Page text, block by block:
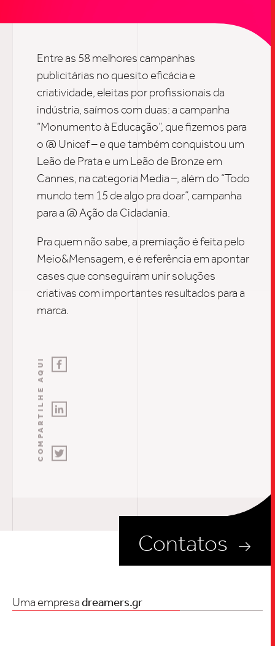
Entre as 58 melhores campanhas
publicitárias no quesito eficácia e
criatividade, eleitas por profissionais da
indústria, saímos com duas: a campanha
“Monumento à Educação”, que fizemos para
o @ Unicef–e que também conquistou um
Leão de Prata e um Leão de Bronze em
Cannes, na categoria Media–, além do “Todo
mundo tem 15 de algo pra doar”, campanha
para a @ Ação da Cidadania.
Pra quem não sabe, a premiação é feita pelo
Meio&Mensagem, e é referência em apontar
cases que conseguiram unir soluções
criativas com importantes resultados para a
marca.
COMPARTILHE AQUI
Contatos
Uma empresadreamers.gr